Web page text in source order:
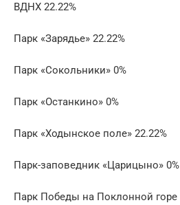
ВДНХ 22.22%
Парк «Зарядье» 22.22%
Парк «Сокольники» 0%
Парк «Останкино» 0%
Парк «Ходынское поле» 22.22%
Парк-заповедник «Царицыно» 0%
Парк Победы на Поклонной горе